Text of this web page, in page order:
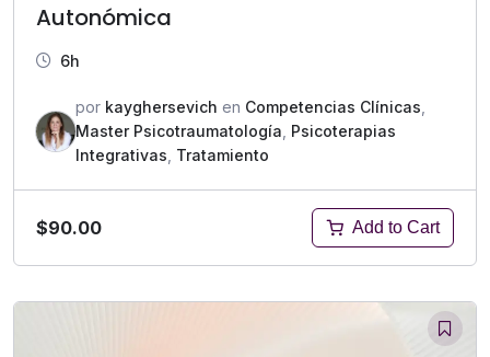
Autonómica
6h
por kayghersevich en Competencias Clínicas
Master Psicotraumatología Psicoterapias
Integrativas Tratamiento
$90.00 Add to Cart